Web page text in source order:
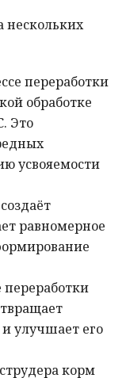
нескольких
переработки
обработке
Это
усвояемости
равномерное
переработки
улучшает его
корм